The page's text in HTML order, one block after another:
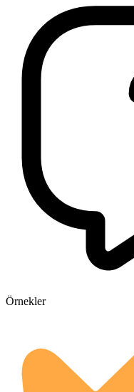
Örnekler